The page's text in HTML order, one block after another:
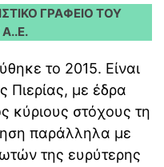
ΓΡΑΦΕΙΟ ΤΟΥ
το 2015. Είναι
Πιερίας, με έδρα
κύριους στόχους τη
παράλληλα με
της ευρύτερης